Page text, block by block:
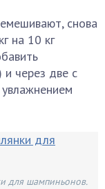
снова
на 10 кг
и через две с
для шампиньонов.